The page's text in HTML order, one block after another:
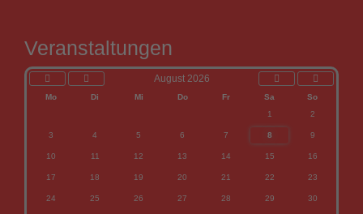
Veranstaltungen
Jahr
Monat
August 2026
Mo Di Mi Do Fr Sa
So
1
2
3 4 5 6 7 8 9
10 11 12 13 14 15 16
17 18 19 20 21 22 23
24 25 26 27 28 29 30